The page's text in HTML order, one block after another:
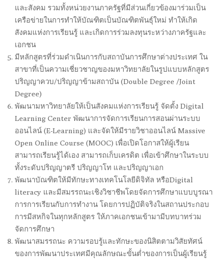
และสังคม รวมทั้งหน่วยงานภาครัฐที่มีส่วนเกี่ยวข้องมาร่วมเป็น
เครือข่ายในการทำให้บัณฑิตเป็นบัณฑิตพันธุ์ใหม่ ทำให้เกิด
สังคมแห่งการเรียนรู้ และเกิดการร่วมลงทุนระหว่างภาครัฐและ
เอกชน
มีหลักสูตรที่ร่วมดำเนินการกับสถาบันการศึกษาต่างประเทศ ใน
สาขาที่เป็นความเชี่ยวชาญของมหาวิทยาลัยในรูปแบบหลักสูตร
ปริญญาควบ/ปริญญาข้ามสถาบัน (Double Degree /Joint
Degree)
พัฒนามหาวิทยาลัยให้เป็นสังคมแห่งการเรียนรู้ จัดตั้ง Digital
Learning Center พัฒนาการจัดการเรียนการสอนผ่านระบบ
ออนไลน์ (E-Learning) และจัดให้มีรายวิชาออนไลน์ Massive
Open Online Course (MOOC) เพื่อเปิดโอกาสให้ผู้เรียน
สามารถเรียนรู้ได้เอง สามารถเก็บเครดิต เพื่อเข้าศึกษาในระบบ
ทั้งระดับปริญญาตรี ปริญญาโท และปริญญาเอก
พัฒนาบัณฑิตให้มีทักษะทางเทคโนโลยีดิจิทัล หรือDigital
literacy และมีสมรรถนะเชิงวิชาชีพโดยจัดการศึกษาแบบบูรณา
การการเรียนกับการทำงาน โดยการปฏิบัติจริงในสถานประกอบ
การมีสหกิจในทุกหลักสูตร ให้ภาคเอกชนเข้ามามีบทบาทร่วม
จัดการศึกษา
พัฒนาสมรรถนะ ความรอบรู้และทักษะของนิสิตตามวิสัยทัศน์
ของการพัฒนาประเทศมีคุณลักษณะขั้นต่ำของการเป็นผู้เรียนรู้